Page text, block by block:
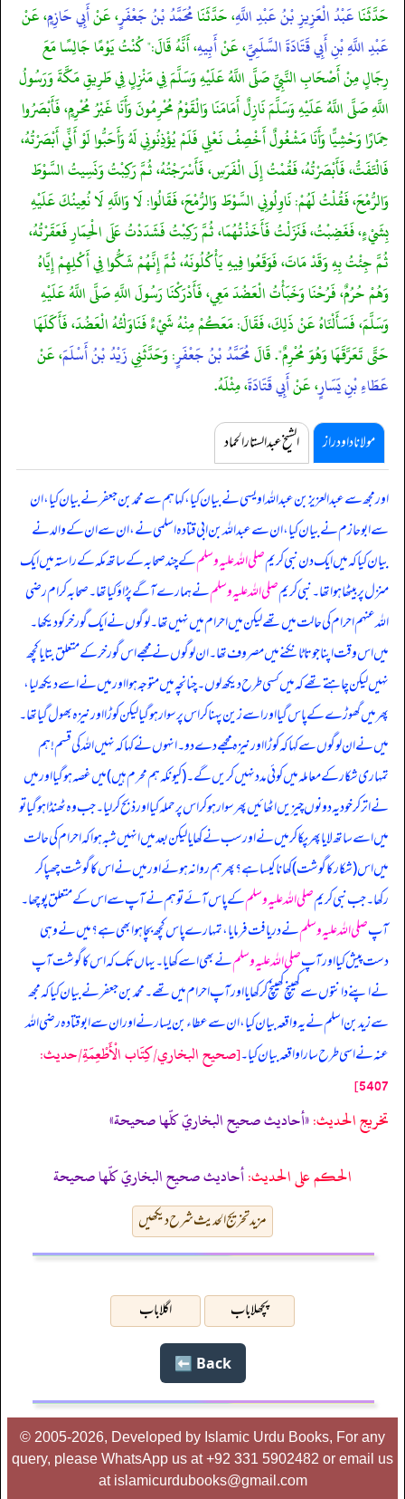
حَدَّثَنَاعَبْدُ الْعَزِيزِ بْنُ عَبْدِ اللَّهِ، حَدَّثَنَامُحَمَّدُ بْنُ جَعْفَرٍ، عَنْأَبِي حَازِمٍ، عَنْ
عَبْدِ اللَّهِ بْنِ أَبِي قَتَادَةَ السَّلَمِيِّ، عَنْأَبِيهِ، أَنَّهُ قَالَ:" كُنْتُ يَوْمًا جَالِسًا مَعَ
رِجَالٍ مِنْ أَصْحَابِ النَّبِيِّ صَلَّى اللَّهُ عَلَيْهِ وَسَلَّمَ فِي مَنْزِلٍ فِي طَرِيقِ مَكَّةَ وَرَسُولُ
اللَّهِ صَلَّى اللَّهُ عَلَيْهِ وَسَلَّمَ نَازِلٌ أَمَامَنَا وَالْقَوْمُ مُحْرِمُونَ وَأَنَا غَيْرُ مُحْرِمٍ، فَأَبْصَرُوا
حِمَارًا وَحْشِيًّا وَأَنَا مَشْغُولٌ أَخْصِفُ نَعْلِي فَلَمْ يُؤْذِنُونِي لَهُ وَأَحَبُّوا لَوْ أَنِّي أَبْصَرْتُهُ،
فَالْتَفَتُّ، فَأَبْصَرْتُهُ، فَقُمْتُ إِلَى الْفَرَسِ، فَأَسْرَجْتُهُ، ثُمَّ رَكِبْتُ وَنَسِيتُ السَّوْطَ
وَالرُّمْحَ، فَقُلْتُ لَهُمْ: نَاوِلُونِي السَّوْطَ وَالرُّمْحَ، فَقَالُوا: لَا وَاللَّهِ لَا نُعِينُكَ عَلَيْهِ
بِشَيْءٍ، فَغَضِبْتُ، فَنَزَلْتُ فَأَخَذْتُهُمَا، ثُمَّ رَكِبْتُ فَشَدَدْتُ عَلَى الْحِمَارِ فَعَقَرْتُهُ،
ثُمَّ جِئْتُ بِهِ وَقَدْ مَاتَ، فَوَقَعُوا فِيهِ يَأْكُلُونَهُ، ثُمَّ إِنَّهُمْ شَكُّوا فِي أَكْلِهِمْ إِيَّاهُ
وَهُمْ حُرُمٌ، فَرُحْنَا وَخَبَأْتُ الْعَضُدَ مَعِي، فَأَدْرَكْنَا رَسُولَ اللَّهِ صَلَّى اللَّهُ عَلَيْهِ
وَسَلَّمَ، فَسَأَلْنَاهُ عَنْ ذَلِكَ، فَقَالَ: مَعَكُمْ مِنْهُ شَيْءٌ فَنَاوَلْتُهُ الْعَضُدَ، فَأَكَلَهَا
حَتَّى تَعَرَّقَهَا وَهُوَ مُحْرِمٌ". قَالَمُحَمَّدُ بْنُ جَعْفَرٍ: وَحَدَّثَنِيزَيْدُ بْنُ أَسْلَمَ، عَنْ
عَطَاءِ بْنِ يَسَارٍ، عَنْأَبِي قَتَادَةَ، مِثْلَهُ.
مولانا داود راز الشیخ عبدالستار الحماد
اور مجھ سے عبدالعزیز بن عبداللہ اویسی نے بیان کیا، کہا ہم سے محمد بن جعفر نے بیان کیا، ان
سے ابوحازم نے بیان کیا، ان سے عبداللہ بن ابی قتادہ اسلمی نے، ان سے ان کے والد نے
بیان کیا کہمیں ایک دن نبی کریمصلی اللہ علیہ وسلمکے چند صحابہ کے ساتھ مکہ کے راستہ میں ایک
منزل پر بیٹھا ہوا تھا۔ نبی کریمصلی اللہ علیہ وسلمنے ہمارے آگے پڑاؤ کیا تھا۔ صحابہ کرام رضی
اللہ عنہم احرام کی حالت میں تھے لیکن میں احرام میں نہیں تھا۔ لوگوں نے ایک گورخر کو دیکھا۔
میں اس وقت اپنا جوتا ٹانکنے میں مصروف تھا۔ ان لوگوں نے مجھے اس گورخر کے متعلق بتایا کچھ
نہیں لیکن چاہتے تھے کہ میں کسی طرح دیکھ لوں۔ چنانچہ میں متوجہ ہوا اور میں نے اسے دیکھ لیا،
پھر میں گھوڑے کے پاس گیا اور اسے زین پہنا کر اس پر سوار ہو گیا لیکن کوڑا اور نیزہ بھول گیا تھا۔
میں نے ان لوگوں سے کہا کہ کوڑا اور نیزہ مجھے دے دو۔ انہوں نے کہا کہ نہیں اللہ کی قسم! ہم
تمہاری شکار کے معاملہ میں کوئی مدد نہیں کریں گے۔ (کیونکہ ہم محرم ہیں) میں غصہ ہو گیا اور میں
نے اتر کر خود یہ دونوں چیزیں اٹھائیں پھر سوار ہو کر اس پر حملہ کیا اور ذبح کر لیا۔ جب وہ ٹھنڈا ہو گیا تو
میں اسے ساتھ لایا پھر پکا کر میں نے اور سب نے کھایا لیکن بعد میں انہیں شبہ ہوا کہ احرام کی حالت
میں اس (شکار کا گوشت) کھانا کیسا ہے؟ پھر ہم روانہ ہوئے اور میں نے اس کا گوشت چھپا کر
رکھا۔ جب نبی کریمصلی اللہ علیہ وسلمکے پاس آئے تو ہم نے آپ سے اس کے متعلق پوچھا۔
آپصلی اللہ علیہ وسلمنے دریافت فرمایا، تمہارے پاس کچھ بچا ہوا بھی ہے؟ میں نے وہی
دست پیش کیا اور آپصلی اللہ علیہ وسلمنے بھی اسے کھایا۔ یہاں تک کہ اس کا گوشت آپ
نے اپنے دانتوں سے کھینچ کھینچ کر کھایا اور آپ احرام میں تھے۔ محمد بن جعفر نے بیان کیا کہ مجھ
سے زید بن اسلم نے یہ واقعہ بیان کیا، ان سے عطاء بن یسار نے اور ان سے ابوقتادہ رضی اللہ
عنہ نے اسی طرح سارا واقعہ بیان کیا۔[صحيح البخاري/كِتَاب الْأَطْعِمَةِ/حدیث:
5407]
تخریج الحدیث:«أحاديث صحيح البخاريّ كلّها صحيحة»
الحكم على الحديث:أحاديث صحيح البخاريّ كلّها صحيحة
مزید تخریج الحدیث شرح دیکھیں
پچھلا باب اگلا باب
Back ⬅️
© 2005-2026, Developed by Islamic Urdu Books, For any
query, please WhatsApp us at +92 331 5902482 or email us
at islamicurdubooks@gmail.com